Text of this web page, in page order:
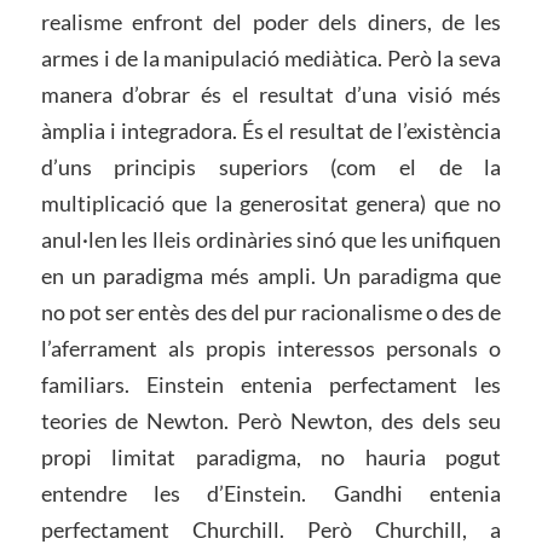
realisme enfront del poder dels diners, de les
armes i de la manipulació mediàtica. Però la seva
manera d’obrar és el resultat d’una visió més
àmplia i integradora. És el resultat de l’existència
d’uns principis superiors (com el de la
multiplicació que la generositat genera) que no
anul·len les lleis ordinàries sinó que les unifiquen
en un paradigma més ampli. Un paradigma que
no pot ser entès des del pur racionalisme o des de
l’aferrament als propis interessos personals o
familiars. Einstein entenia perfectament les
teories de Newton. Però Newton, des dels seu
propi limitat paradigma, no hauria pogut
entendre les d’Einstein. Gandhi entenia
perfectament Churchill. Però Churchill, a